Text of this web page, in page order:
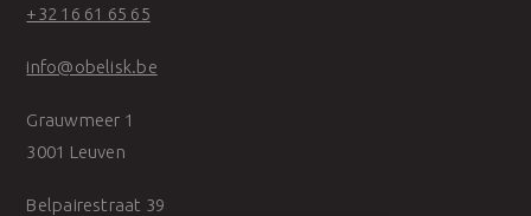
+32 16 61 65 65
info@obelisk.be
Grauwmeer 1
3001 Leuven
Belpairestraat 39